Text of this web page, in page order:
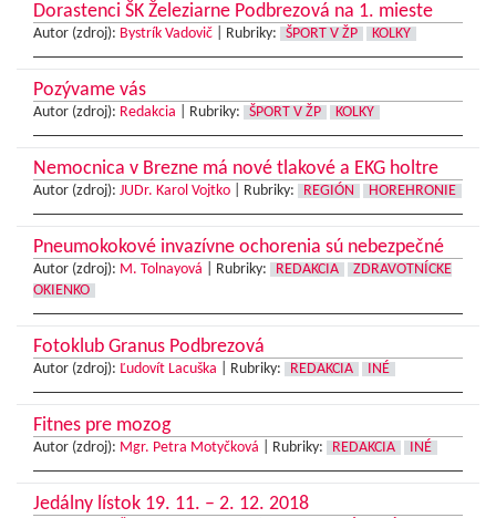
Dorastenci ŠK Železiarne Podbrezová na 1. mieste
Autor (zdroj): Bystrík Vadovič Rubriky: ŠPORT V ŽP KOLKY
Pozývame vás
Autor (zdroj): Redakcia Rubriky: ŠPORT V ŽP KOLKY
Nemocnica v Brezne má nové tlakové a EKG holtre
Autor (zdroj): JUDr. Karol Vojtko Rubriky: REGIÓN HOREHRONIE
Pneumokokové invazívne ochorenia sú nebezpečné
Autor (zdroj): M. Tolnayová Rubriky: REDAKCIA
ZDRAVOTNÍCKE
OKIENKO
Fotoklub Granus Podbrezová
Autor (zdroj): Ľudovít Lacuška Rubriky: REDAKCIA INÉ
Fitnes pre mozog
Autor (zdroj): Mgr. Petra Motyčková Rubriky: REDAKCIA INÉ
Jedálny lístok 19. 11. – 2. 12. 2018